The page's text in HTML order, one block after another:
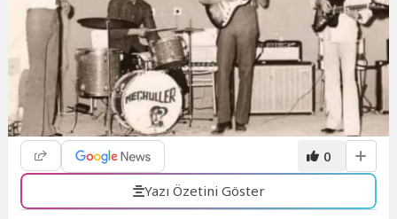
0
Yazı Özetini Göster